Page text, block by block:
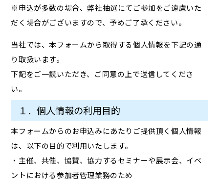
※申込が多数の場合、弊社抽選にてご参加をご遠慮いた
だく場合がございますので、予めご了承ください。
当社では、本フォームから取得する個人情報を下記の通
り取扱います。
下記をご一読いただき、ご同意の上で送信してくださ
い。
１．個人情報の利用目的
本フォームからのお申込みにあたりご提供頂く個人情報
は、以下の目的で利用いたします。
・主催、共催、協賛、協力するセミナーや展示会、イベ
ントにおける参加者管理業務のため